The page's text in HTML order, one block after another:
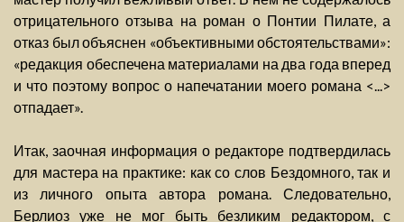
отрицательного отзыва на роман о Понтии Пилате, а
отказ был объяснен «объективными обстоятельствами»:
«редакция обеспечена материалами на два года вперед
и что поэтому вопрос о напечатании моего романа <...>
отпадает».
Итак, заочная информация о редакторе подтвердилась
для мастера на практике: как со слов Бездомного, так и
из личного опыта автора романа. Следовательно,
Берлиоз уже не мог быть безликим редактором, с